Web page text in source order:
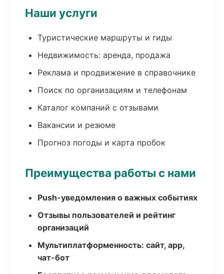
Наши услуги
Туристические маршруты и гиды
Недвижимость: аренда, продажа
Реклама и продвижение в справочнике
Поиск по организациям и телефонам
Каталог компаний с отзывами
Вакансии и резюме
Прогноз погоды и карта пробок
Преимущества работы с нами
Push-уведомления о важных событиях
Отзывы пользователей и рейтинг
организаций
Мультиплатформенность: сайт, app,
чат-бот